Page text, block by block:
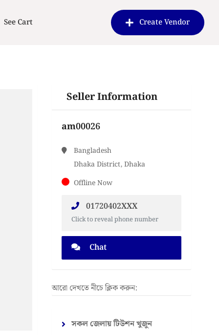
See Cart Create Vendor
Seller Information
am00026
Bangladesh
Dhaka District, Dhaka
Offline Now
01720402XXX
Click to reveal phone number
Chat
আরো দেখতে নীচে ক্লিক করুন:
সকল জেলায় টিউশন খুজুন